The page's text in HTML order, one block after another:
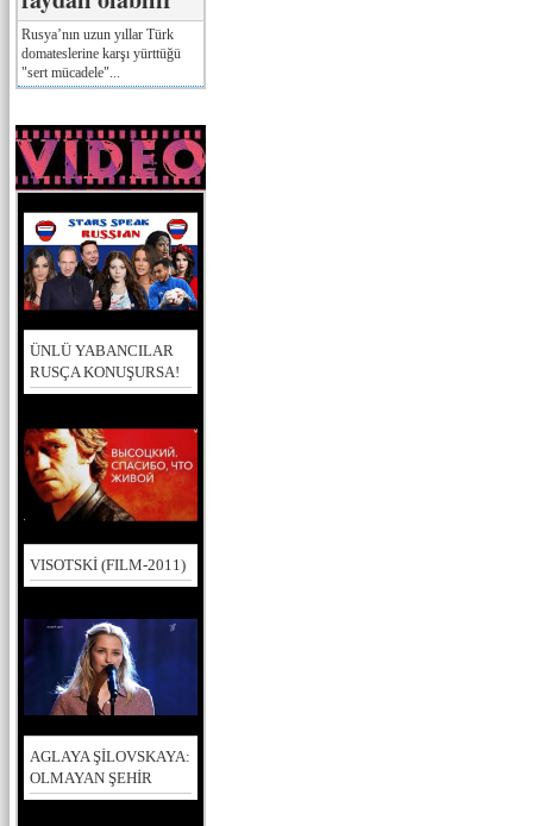
Rusya’nın uzun yıllar Türk
domateslerine karşı yürttüğü
"sert mücadele"...
ÜNLÜ YABANCILAR
RUSÇA KONUŞURSA!
VISOTSKİ (FILM-2011)
AGLAYA ŞİLOVSKAYA:
OLMAYAN ŞEHİR